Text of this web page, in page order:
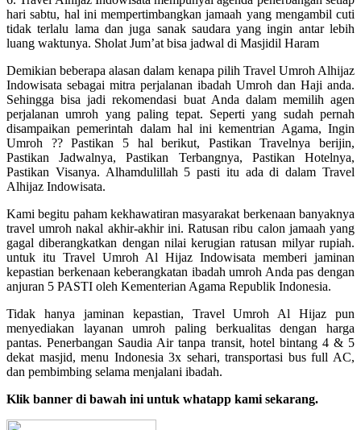
hari sabtu, hal ini mempertimbangkan jamaah yang mengambil cuti
tidak terlalu lama dan juga sanak saudara yang ingin antar lebih
luang waktunya. Sholat Jum’at bisa jadwal di Masjidil Haram
Demikian beberapa alasan dalam kenapa pilih Travel Umroh Alhijaz
Indowisata sebagai mitra perjalanan ibadah Umroh dan Haji anda.
Sehingga bisa jadi rekomendasi buat Anda dalam memilih agen
perjalanan umroh yang paling tepat. Seperti yang sudah pernah
disampaikan pemerintah dalam hal ini kementrian Agama, Ingin
Umroh ?? Pastikan 5 hal berikut, Pastikan Travelnya berijin,
Pastikan Jadwalnya, Pastikan Terbangnya, Pastikan Hotelnya,
Pastikan Visanya. Alhamdulillah 5 pasti itu ada di dalam Travel
Alhijaz Indowisata.
Kami begitu paham kekhawatiran masyarakat berkenaan banyaknya
travel umroh nakal akhir-akhir ini. Ratusan ribu calon jamaah yang
gagal diberangkatkan dengan nilai kerugian ratusan milyar rupiah.
untuk itu Travel Umroh Al Hijaz Indowisata memberi jaminan
kepastian berkenaan keberangkatan ibadah umroh Anda pas dengan
anjuran 5 PASTI oleh Kementerian Agama Republik Indonesia.
Tidak hanya jaminan kepastian, Travel Umroh Al Hijaz pun
menyediakan layanan umroh paling berkualitas dengan harga
pantas. Penerbangan Saudia Air tanpa transit, hotel bintang 4 & 5
dekat masjid, menu Indonesia 3x sehari, transportasi bus full AC,
dan pembimbing selama menjalani ibadah.
Klik banner di bawah ini untuk whatapp kami sekarang.